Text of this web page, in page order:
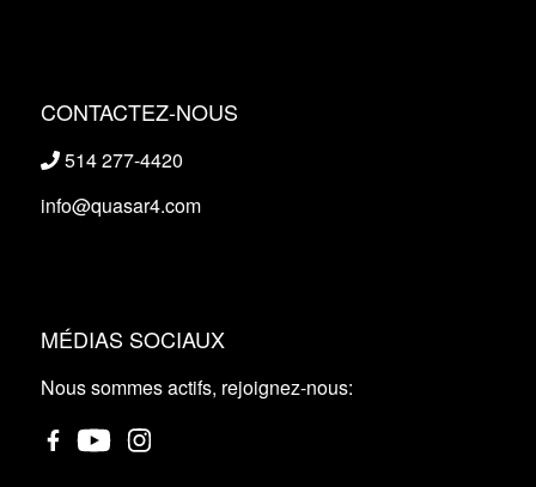
CONTACTEZ-NOUS
514 277-4420
info@quasar4.com
MÉDIAS SOCIAUX
Nous sommes actifs, rejoignez-nous: